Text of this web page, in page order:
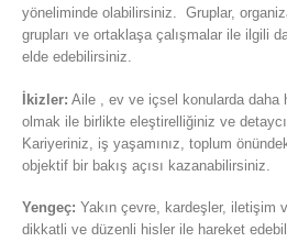
yöneliminde olabilirsiniz. Gruplar,
grupları ve ortaklaşa çalışmalar ile ilgili
elde edebilirsiniz.
İkizler: Aile , ev ve içsel konularda daha
olmak ile birlikte eleştirelliğiniz ve
Kariyeriniz, iş yaşamınız, toplum
objektif bir bakış açısı kazanabilirsiniz.
Yengeç: Yakın çevre, kardeşler, iletişim
dikkatli ve düzenli hisler ile hareket